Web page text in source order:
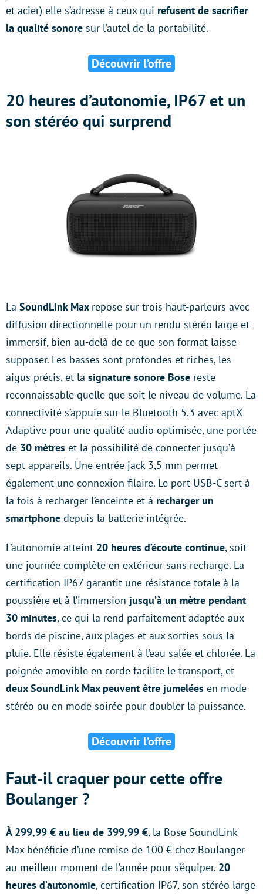
et acier) elle s’adresse à ceux qui refusent de sacrifier
la qualité sonore sur l’autel de la portabilité.
Découvrir l’offre
20 heures d’autonomie, IP67 et un
son stéréo qui surprend
La SoundLink Max repose sur trois haut-parleurs avec
diffusion directionnelle pour un rendu stéréo large et
immersif, bien au-delà de ce que son format laisse
supposer. Les basses sont profondes et riches, les
aigus précis, et la signature sonore Bose reste
reconnaissable quelle que soit le niveau de volume. La
connectivité s’appuie sur le Bluetooth 5.3 avec aptX
Adaptive pour une qualité audio optimisée, une portée
de 30 mètres et la possibilité de connecter jusqu’à
sept appareils. Une entrée jack 3,5 mm permet
également une connexion filaire. Le port USB-C sert à
la fois à recharger l’enceinte et à recharger un
smartphone depuis la batterie intégrée.
L’autonomie atteint 20 heures d’écoute continue, soit
une journée complète en extérieur sans recharge. La
certification IP67 garantit une résistance totale à la
poussière et à l’immersion jusqu’à un mètre pendant
30 minutes, ce qui la rend parfaitement adaptée aux
bords de piscine, aux plages et aux sorties sous la
pluie. Elle résiste également à l’eau salée et chlorée. La
poignée amovible en corde facilite le transport, et
deux SoundLink Max peuvent être jumelées en mode
stéréo ou en mode soirée pour doubler la puissance.
Découvrir l’offre
Faut-il craquer pour cette offre
Boulanger ?
À 299,99 € au lieu de 399,99 €, la Bose SoundLink
Max bénéficie d’une remise de 100 € chez Boulanger
au meilleur moment de l’année pour s’équiper. 20
heures d’autonomie, certification IP67, son stéréo large